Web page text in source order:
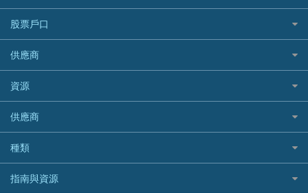
最佳循環貸款
National Resources 中潤物業按揭
OCBC 華僑銀行
PrimeCredit 安信信貸
Promise 邦民日本財務
Rabbit Credit月兔信貸
Standard Chartered 渣打銀行
UA 亞洲聯合財務
WeLab Bank
WeLend 貸款
銀聯信用卡
高獎賞信用卡推薦
酒店信用卡
東亞銀行
SIM
Airwallex信用卡
機票優惠碼
寵物保險
定期人壽保險
危疾保險
年金資訊
樓宇火險
韓國旅遊保險及資訊
歐洲旅遊保險及資訊
越南旅遊保險及資訊
澳洲旅遊保險及資訊
長者嘆世界
家庭親子遊
自駕遊比較
AIG 美亞
Allianz 安聯
Allied World 世聯
Avo
中國銀行
Bolttech 保特
Blue Cross 藍十字
中國平安
大新汽車保險
中銀汽車保險
Allianz安聯汽車保險
bolttech保障汽車保險
Zurich蘇黎世汽車保險
QBE昆士蘭汽車保險
平安汽車保險
股票戶口
富途證券
IB盈透證券
老虎證券
uSMART 盈立證券
華盛証券
長橋證券
WeBull微牛證券
供應商
富途牛牛好唔好？
Webull微牛證券好唔好？
Longbridge長橋證券好唔好？
老虎證券好唔好？
華盛証券好唔好？
漲樂全球通好唔好？
資源
股票戶口開戶
證券行邊間好？
港股5隻高息ETF精選
什麼是ETF？
供應商
銀行戶口比較
尊尚銀行戶口
Citi Plus
種類
定期存款
指南與資源